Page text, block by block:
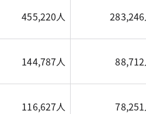
455,220人
144,787人
116,627人